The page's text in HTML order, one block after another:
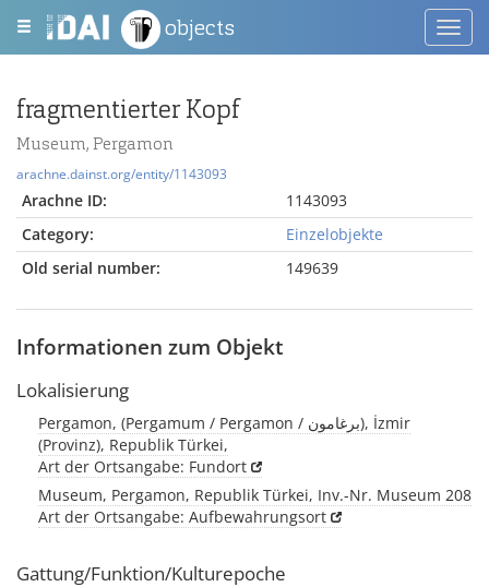
objects
fragmentierter Kopf
Museum, Pergamon
arachne.dainst.org/entity/1143093
Arachne ID:
1143093
Category:
Einzelobjekte
Old serial number:
149639
Informationen zum Objekt
Lokalisierung
Pergamon, (Pergamum / Pergamon / برغامون), İzmir
(Provinz), Republik Türkei,
Art der Ortsangabe: Fundort
Museum, Pergamon, Republik Türkei, Inv.-Nr. Museum 208
Art der Ortsangabe: Aufbewahrungsort
Gattung/Funktion/Kulturepoche